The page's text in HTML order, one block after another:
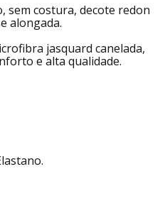
sem costura, decote redon
alongada.
jasquard canelada,
e alta qualidade.